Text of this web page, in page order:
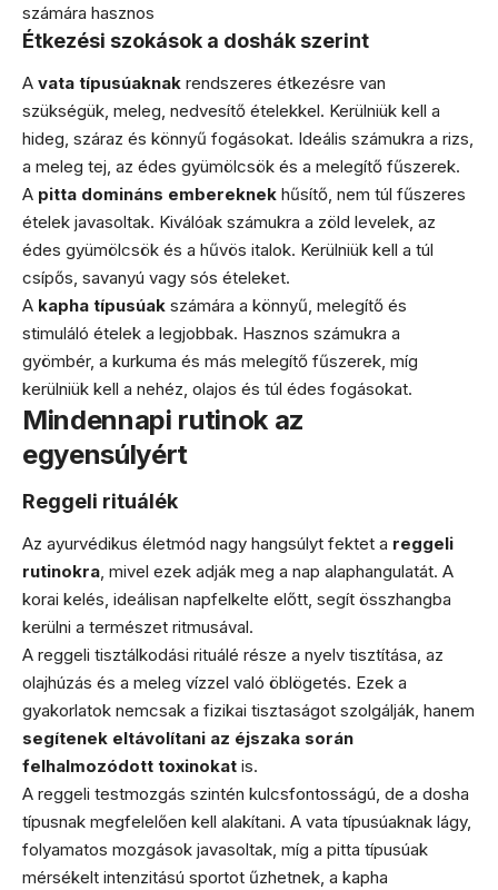
számára hasznos
Étkezési szokások a doshák szerint
A vata típusúaknak rendszeres étkezésre van
szükségük, meleg, nedvesítő ételekkel. Kerülniük kell a
hideg, száraz és könnyű fogásokat. Ideális számukra a rizs,
a meleg tej, az édes gyümölcsök és a melegítő fűszerek.
A pitta domináns embereknek hűsítő, nem túl fűszeres
ételek javasoltak. Kiválóak számukra a zöld levelek, az
édes gyümölcsök és a hűvös italok. Kerülniük kell a túl
csípős, savanyú vagy sós ételeket.
A kapha típusúak számára a könnyű, melegítő és
stimuláló ételek a legjobbak. Hasznos számukra a
gyömbér, a kurkuma és más melegítő fűszerek, míg
kerülniük kell a nehéz, olajos és túl édes fogásokat.
Mindennapi rutinok az
egyensúlyért
Reggeli rituálék
Az ayurvédikus életmód nagy hangsúlyt fektet a reggeli
rutinokra, mivel ezek adják meg a nap alaphangulatát. A
korai kelés, ideálisan napfelkelte előtt, segít összhangba
kerülni a természet ritmusával.
A reggeli tisztálkodási rituálé része a nyelv tisztítása, az
olajhúzás és a meleg vízzel való öblögetés. Ezek a
gyakorlatok nemcsak a fizikai tisztaságot szolgálják, hanem
segítenek eltávolítani az éjszaka során
felhalmozódott toxinokat is.
A reggeli testmozgás szintén kulcsfontosságú, de a dosha
típusnak megfelelően kell alakítani. A vata típusúaknak lágy,
folyamatos mozgások javasoltak, míg a pitta típusúak
mérsékelt intenzitású sportot űzhetnek, a kapha